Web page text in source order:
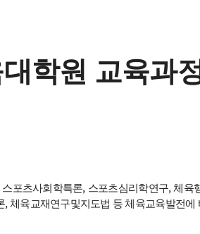
학원 교육과
포츠사회학특론, 스포츠심리학연구, 체
육교재연구및지도법 등 체육교육발전